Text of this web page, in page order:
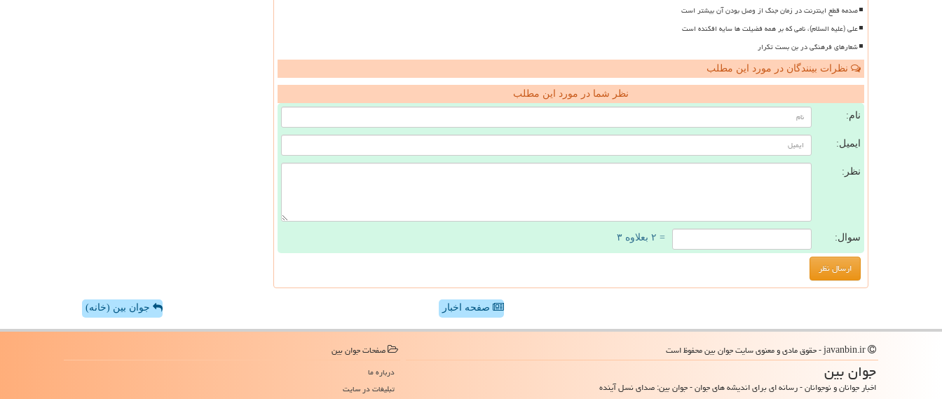
صدمه قطع اینترنت در زمان جنگ از وصل بودن آن بیشتر است
علی (علیه السلام)، نامی که بر همه فضیلت ها سایه افکنده است
شعارهای فرهنگی در بن بست تکرار
نظرات بینندگان در مورد این مطلب
نظر شما در مورد این مطلب
نام:
ایمیل:
نظر:
سوال: = ۲ بعلاوه ۳
صفحه اخبار جوان بین (خانه)
جوان بین
اخبار جوانان و نوجوانان - رسانه ای برای اندیشه های جوان - جوان بین: صدای نسل آینده
صفحات جوان بین
درباره ما
تبلیغات در سایت